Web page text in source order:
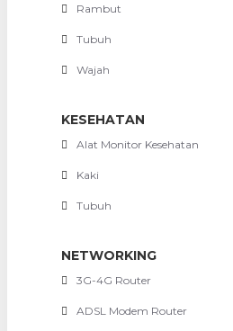
Rambut
Tubuh
Wajah
KESEHATAN
Alat Monitor Kesehatan
Kaki
Tubuh
NETWORKING
3G-4G Router
ADSL Modem Router